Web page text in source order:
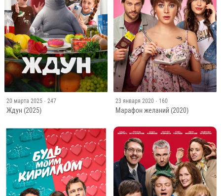
20 марта 2025 · 247
Ждун (2025)
23 января 2020 · 160
Марафон желаний (2020)